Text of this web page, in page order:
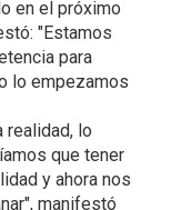
en el próximo
"Estamos
para
lo empezamos
realidad, lo
que tener
y ahora nos
manifestó